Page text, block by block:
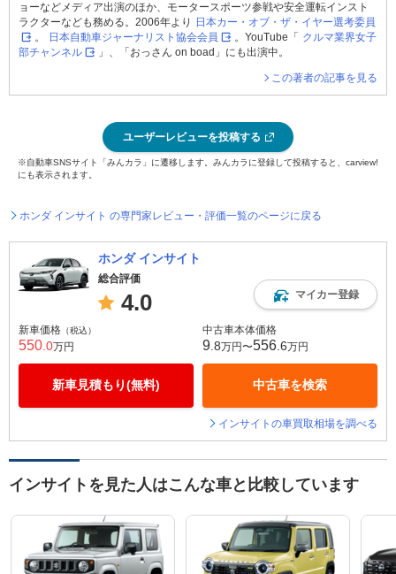
ョーなどメディア出演のほか、モータースポーツ参戦や安全運転インスト
ラクターなども務める。2006年より
日本カー・オブ・ザ・イヤー選考委員
。
日本自動車ジャーナリスト協会会員 。YouTube「
クルマ業界女子
部チャンネル
」、「おっさん on boad」にも出演中。
この著者の記事を見る
ユーザーレビューを投稿する
※自動車SNSサイト「みんカラ」に遷移します。みんカラに登録して投稿すると、carview!
にも表示されます。
ホンダ インサイト の専門家レビュー・評価一覧のページに戻る
ホンダ インサイト
総合評価
4.0 マイカー登録
新車価格 （税込）
550 .0万円
新車見積もり(無料)
中古車本体価格
9 .8万円〜556 .6万円
中古車を検索
インサイトの車買取相場を調べる
インサイトを見た人はこんな車と比較しています